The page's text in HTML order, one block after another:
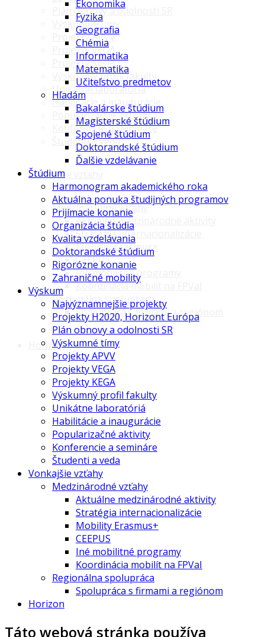
Plán obnovy a odolnosti SR
Výskumné tímy
Projekty APVV
Projekty VEGA
Projekty KEGA
Výskumný profil fakulty
Unikátne laboratóriá
Habilitácie a inaugurácie
Popularizačné aktivity
Konferencie a semináre
Študenti a veda
Vonkajšie vzťahy
Medzinárodné vzťahy
Aktuálne medzinárodné aktivity
Stratégia internacionalizácie
Mobility Erasmus+
CEEPUS
Iné mobilitné programy
Koordinácia mobilít na FPVaI
Regionálna spolupráca
Spolupráca s firmami a regiónom
Horizon
Ekonomika
Fyzika
Geografia
Chémia
Informatika
Matematika
Učiteľstvo predmetov
Hľadám
Bakalárske štúdium
Magisterské štúdium
Spojené štúdium
Doktorandské štúdium
Ďalšie vzdelávanie
Štúdium
Harmonogram akademického roka
Aktuálna ponuka študijných programov
Prijímacie konanie
Organizácia štúdia
Kvalita vzdelávania
Doktorandské štúdium
Rigorózne konanie
Zahraničné mobility
Výskum
Najvýznamnejšie projekty
Projekty H2020, Horizont Európa
Plán obnovy a odolnosti SR
Výskumné tímy
Projekty APVV
Projekty VEGA
Projekty KEGA
Výskumný profil fakulty
Unikátne laboratóriá
Habilitácie a inaugurácie
Popularizačné aktivity
Konferencie a semináre
Študenti a veda
Vonkajšie vzťahy
Medzinárodné vzťahy
Aktuálne medzinárodné aktivity
Stratégia internacionalizácie
Mobility Erasmus+
CEEPUS
Iné mobilitné programy
Koordinácia mobilít na FPVaI
Regionálna spolupráca
Spolupráca s firmami a regiónom
Horizon
Táto webová stránka používa